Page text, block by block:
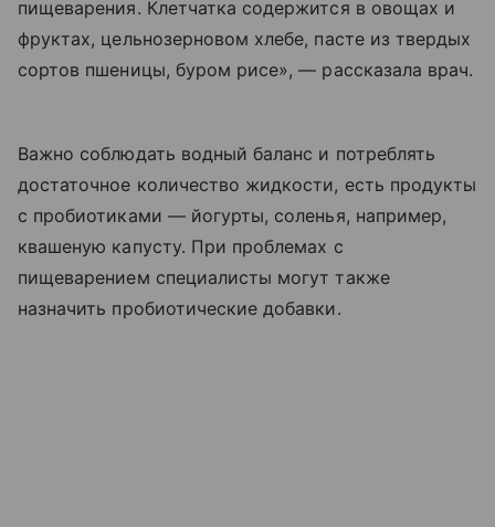
пищеварения. Клетчатка содержится в овощах и
фруктах, цельнозерновом хлебе, пасте из твердых
сортов пшеницы, буром рисе», — рассказала врач.
Важно соблюдать водный баланс и потреблять
достаточное количество жидкости, есть продукты
с пробиотиками — йогурты, соленья, например,
квашеную капусту. При проблемах с
пищеварением специалисты могут также
назначить пробиотические добавки.